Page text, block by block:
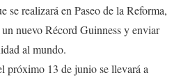
se realizará en Paseo de la Reforma,
nuevo Récord Guinness y enviar
al mundo.
próximo 13 de junio se llevará a